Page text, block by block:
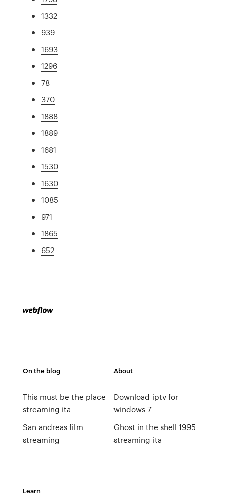
1332
939
1693
1296
78
370
1888
1889
1681
1530
1630
1085
971
1865
652
On the blog
This must be the place
streaming ita
San andreas film
streaming
About
Download iptv for
windows 7
Ghost in the shell 1995
streaming ita
Learn